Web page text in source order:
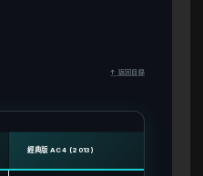
↑ 返回目錄
經典版 AC4 (2013)